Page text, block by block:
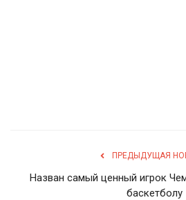
Россия
ПРЕДЫДУЩАЯ
Назван самый ценный игрок
баскетболу